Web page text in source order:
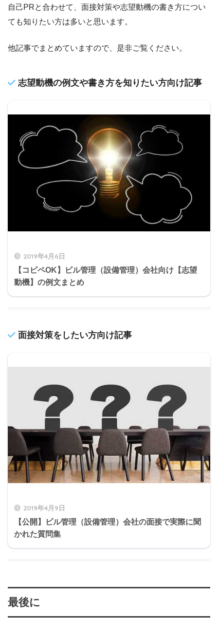
自己PRと合わせて、面接対策や志望動機の書き方につい
ても知りたい方は多いと思います。
他記事でまとめていますので、是非ご覧ください。
志望動機の例文や書き方を知りたい方向け記事
2019年4月6日
【コピペOK】ビル管理（設備管理）会社向け【志望
動機】の例文まとめ
面接対策をしたい方向け記事
2019年4月9日
【公開】ビル管理（設備管理）会社の面接で実際に聞
かれた質問集
最後に